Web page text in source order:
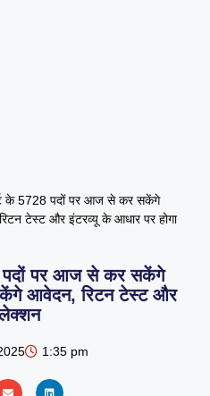
के 5728 पदों पर आज से कर सकेंगे
टेस्ट और इंटरव्यू के आधार पर होगा
पदों पर आज से कर सकेंगे
आवेदन, रिटन टेस्ट और
1:35 pm